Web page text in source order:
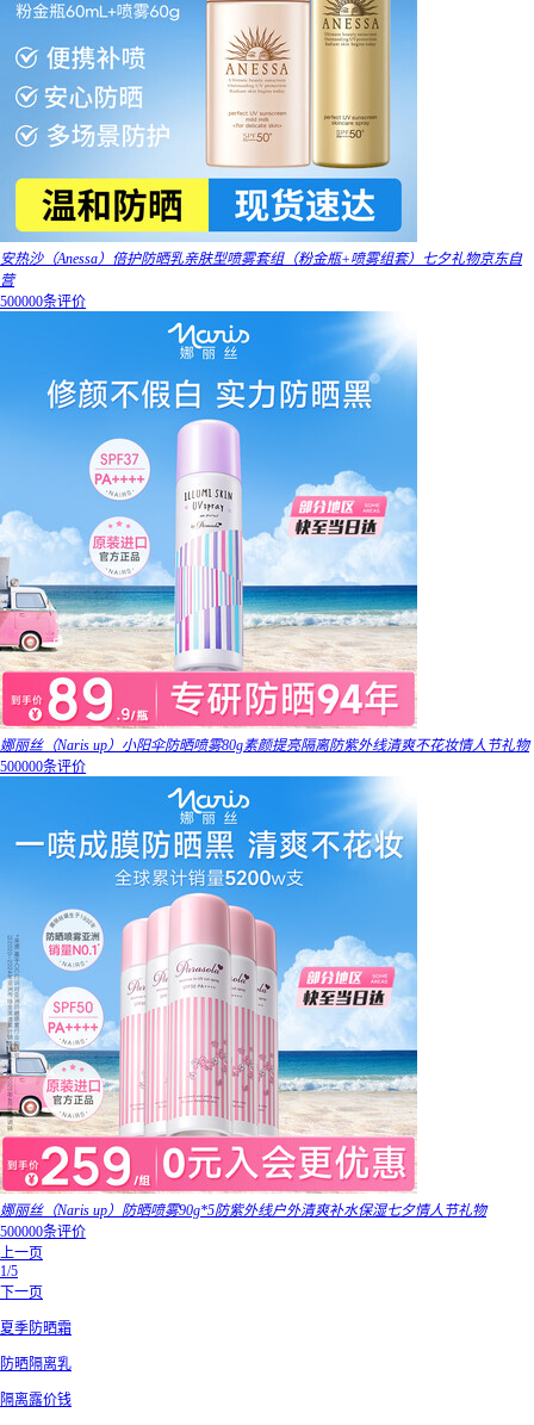
安热沙（Anessa）倍护防晒乳亲肤型喷雾套组（粉金瓶+喷雾组套）七夕礼物京东自
营
500000条评价
娜丽丝（Naris up）小阳伞防晒喷雾80g素颜提亮隔离防紫外线清爽不花妆情人节礼物
500000条评价
娜丽丝（Naris up）防晒喷雾90g*5防紫外线户外清爽补水保湿七夕情人节礼物
500000条评价
上一页
1/5
下一页
夏季防晒霜
防晒隔离乳
隔离露价钱